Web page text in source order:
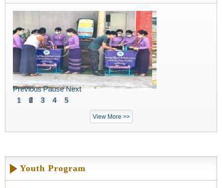
PreviousPause Next
1
2 3 4 5
View More >>
Youth Program